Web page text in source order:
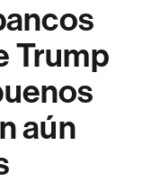
Trump
aún